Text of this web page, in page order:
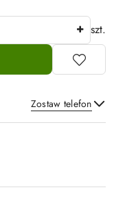
szt.
Zostaw telefon